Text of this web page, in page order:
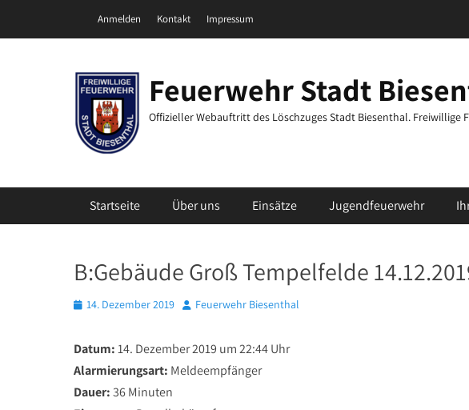
Header Top Menu
Anmelden Kontakt Impressum
Feuerwehr Stadt
Offizieller Webauftritt des Löschzuges Stadt Biesenthal. Freiwillige
Primäres Menü
Startseite Über uns Einsätze Jugendfeuerwehr
B:Gebäude Groß Tempelfelde
Posted
14. Dezember 2019 AutorFeuerwehr Biesenthal
Datum:14. Dezember 2019 um 22:44 Uhr
Alarmierungsart: Meldeempfänger
Dauer:36 Minuten